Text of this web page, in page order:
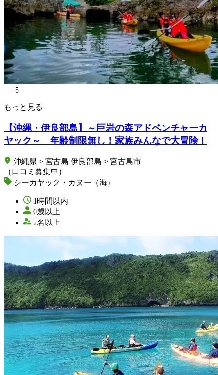
+5
もっと見る
【沖縄・伊良部島】～巨岩の森アドベンチャーカ
ヤック～ 年齢制限無し！家族みんなで大冒険！
沖縄県 > 宮古島 伊良部島 > 宮古島市
（口コミ募集中）
シーカヤック・カヌー（海）
1時間以内
0歳以上
2名以上